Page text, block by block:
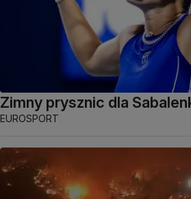
Zimny prysznic dla
EUROSPORT